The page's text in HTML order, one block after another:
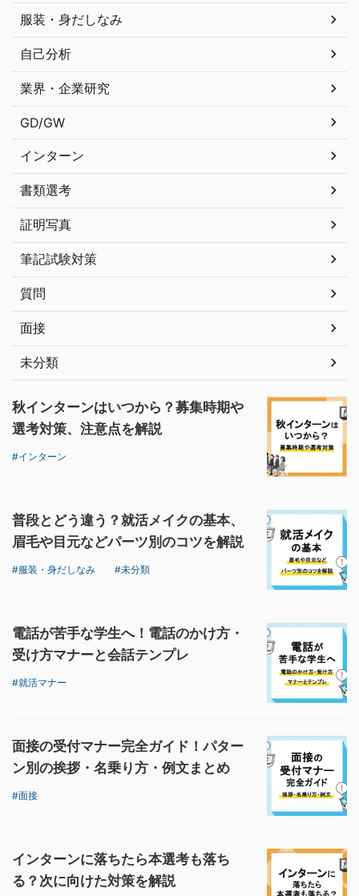
服装・身だしなみ
自己分析
業界・企業研究
GD/GW
インターン
書類選考
証明写真
筆記試験対策
質問
面接
未分類
秋インターンはいつから？募集時期や
選考対策、注意点を解説
インターン
普段とどう違う？就活メイクの基本、
眉毛や目元などパーツ別のコツを解説
服装・身だしなみ 未分類
電話が苦手な学生へ！電話のかけ方・
受け方マナーと会話テンプレ
就活マナー
面接の受付マナー完全ガイド！パター
ン別の挨拶・名乗り方・例文まとめ
面接
インターンに落ちたら本選考も落ち
る？次に向けた対策を解説